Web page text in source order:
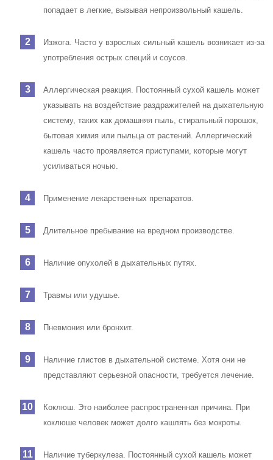
попадает в легкие, вызывая непроизвольный кашель.
Изжога. Часто у взрослых сильный кашель возникает из-за
употребления острых специй и соусов.
Аллергическая реакция. Постоянный сухой кашель может
указывать на воздействие раздражителей на дыхательную
систему, таких как домашняя пыль, стиральный порошок,
бытовая химия или пыльца от растений. Аллергический
кашель часто проявляется приступами, которые могут
усиливаться ночью.
Применение лекарственных препаратов.
Длительное пребывание на вредном производстве.
Наличие опухолей в дыхательных путях.
Травмы или удушье.
Пневмония или бронхит.
Наличие глистов в дыхательной системе. Хотя они не
представляют серьезной опасности, требуется лечение.
Коклюш. Это наиболее распространенная причина. При
коклюше человек может долго кашлять без мокроты.
Наличие туберкулеза. Постоянный сухой кашель может